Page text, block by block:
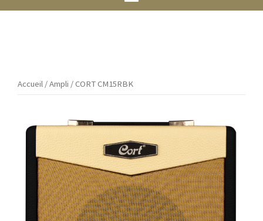
Accueil /Ampli / CORT CM15RBK